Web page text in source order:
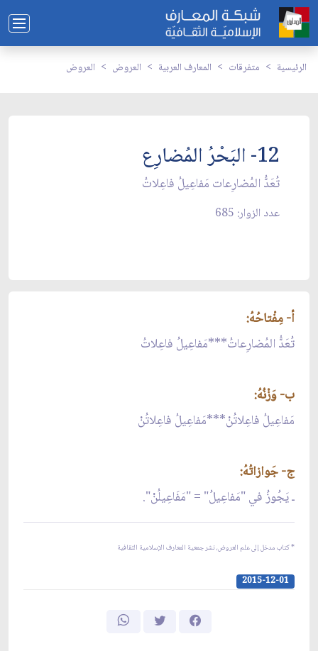
الرئيسية متفرقات المعارف العربية العروض العروض
12- البَحْرُ المُضارِع
تُعَدُّ المُضارِعات مَفاعِيلُ فاعِلاتُ
عدد الزوار: 685
أ- مِفْتاحُهُ:
تُعَدُّ المُضارِعاتُ***مَفاعِيلُ فاعِلاتُ
ب- وَزْنُهُ:
مَفاعِيلُ فاعِلاتُنْ***مَفاعِيلُ فاعِلاتُنْ
ج- جَوازاتُهُ:
ـ يَجُوزُ في "مَفاعِيلُ" = "مَفَاعِيلُنْ".
* كتاب مدخل إلى علم العروض، نشر جمعية المعارف الإسلامية الثقافية
2015-12-01